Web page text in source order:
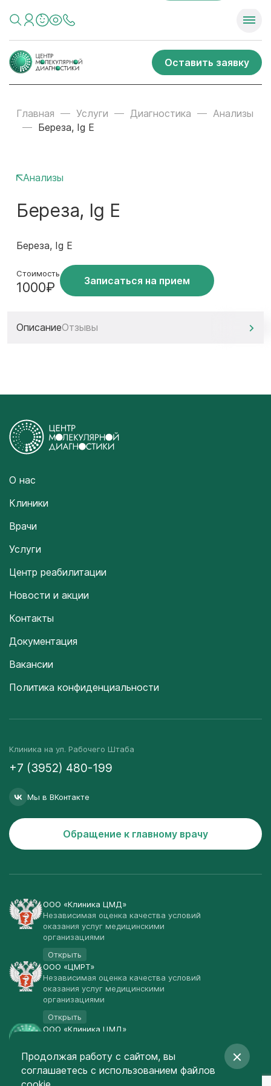
Оставить заявку
Главная Услуги Диагностика
Анализы
Береза, Ig E
Анализы
Береза, Ig E
Береза, Ig E
Стоимость
1000₽ Записаться на прием
ОписаниеОтзывы
О нас
Клиники
Врачи
Услуги
Центр реабилитации
Новости и акции
Контакты
Документация
Вакансии
Политика конфиденциальности
Клиника на ул. Рабочего Штаба
+7 (3952) 480-199
Мы в ВКонтакте
Обращение к главному врачу
ООО «Клиника ЦМД»
Независимая оценка качества условий
оказания услуг медицинскими
организациями
Открыть
ООО «ЦМРТ»
Независимая оценка качества условий
оказания услуг медицинскими
организациями
Открыть
ООО «Клиника ЦМД»
Открыть
© Клиника ЦМД 2003-2026
Продолжая работу с сайтом, вы
соглашаетесь с использованием файлов